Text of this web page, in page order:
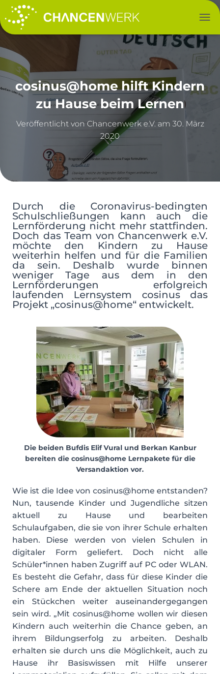
cosinus@home hilft Kindern
zu Hause beim Lernen
Veröffentlicht von am 30. März
2020
Durch die Coronavirus-bedingten
Schulschließungen kann auch die
Lernförderung nicht mehr stattfinden.
Doch das Team von Chancenwerk e.V.
möchte den Kindern zu Hause
weiterhin helfen und für die Familien
da sein. Deshalb wurde binnen
weniger Tage aus dem in den
Lernförderungen erfolgreich
laufenden Lernsystem cosinus das
Projekt „cosinus@home“ entwickelt.
Die beiden Bufdis Elif Vural und Berkan Kanbur
bereiten die cosinus@home Lernpakete für die
Versandaktion vor.
Wie ist die Idee von cosinus@home entstanden?
Nun, tausende Kinder und Jugendliche sitzen
aktuell zu Hause und bearbeiten
Schulaufgaben, die sie von ihrer Schule erhalten
haben. Diese werden von vielen Schulen in
digitaler Form geliefert. Doch nicht alle
Schüler*innen haben Zugriff auf PC oder WLAN.
Es besteht die Gefahr, dass für diese Kinder die
Schere am Ende der aktuellen Situation noch
ein Stückchen weiter auseinandergegangen
sein wird. „Mit cosinus@home wollen wir diesen
Kindern auch weiterhin die Chance geben, an
ihrem Bildungserfolg zu arbeiten. Deshalb
erhalten sie durch uns die Möglichkeit, auch zu
Hause ihr Basiswissen mit Hilfe unserer